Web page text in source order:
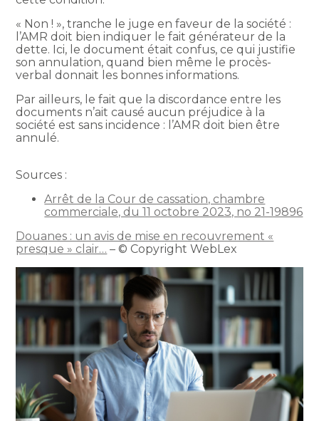
« Non ! », tranche le juge en faveur de la société :
l’AMR doit bien indiquer le fait générateur de la
dette. Ici, le document était confus, ce qui justifie
son annulation, quand bien même le procès-
verbal donnait les bonnes informations.
Par ailleurs, le fait que la discordance entre les
documents n’ait causé aucun préjudice à la
société est sans incidence : l’AMR doit bien être
annulé.
Sources :
Arrêt de la Cour de cassation, chambre
commerciale, du 11 octobre 2023, no 21-19896
Douanes : un avis de mise en recouvrement «
presque » clair… – © Copyright WebLex